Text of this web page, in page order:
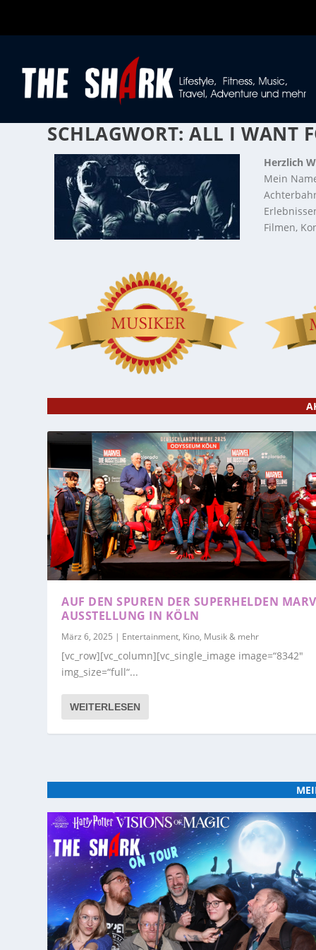
SCHLAGWORT:ALL I WANT
Herzlich
Mein
Filmen,
AUF DEN SPUREN DER SUPERHELDEN
AUSSTELLUNG IN KÖLN
März 6, 2025 | Entertainment, Kino, Musik & mehr
[vc_row][vc_column][vc_single_image image=“8342″
img_size=“full“...
WEITERLESEN